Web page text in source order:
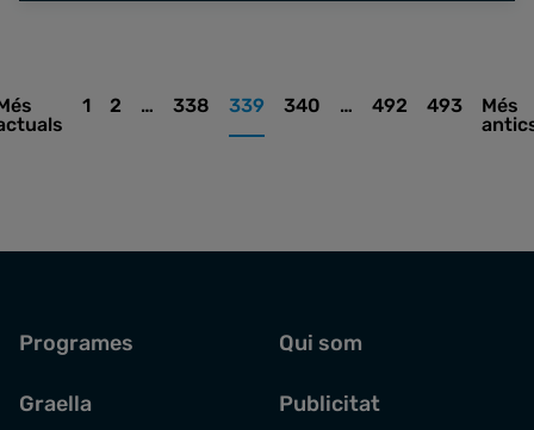
1 2 … 338 339 340 … 492 493
Més
Programes
Graella
Qui som
Publicitat